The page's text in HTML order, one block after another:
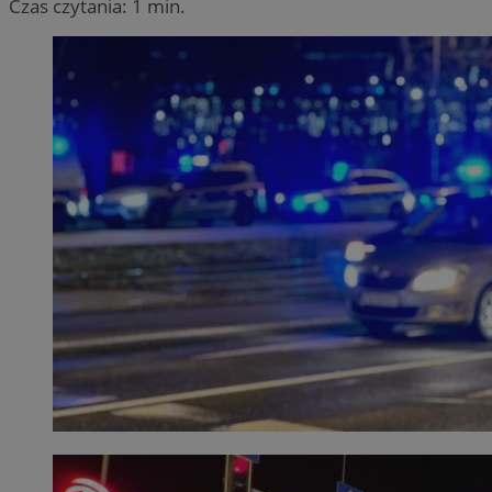
Czas czytania: 1 min.